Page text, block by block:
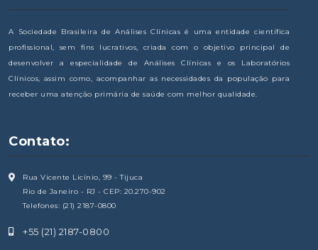
A Sociedade Brasileira de Análises Clínicas é uma entidade científica
profissional, sem fins lucrativos, criada com o objetivo principal de
desenvolver a especialidade de Análises Clínicas e os Laboratórios
Clínicos, assim como, acompanhar as necessidades da população para
receber uma atenção primária de saúde com melhor qualidade.
Contato:
Rua Vicente Licínio, 99 - Tijuca
Rio de Janeiro - RJ - CEP: 20.270-902
Telefones: (21) 2187-0800
+55 (21) 2187-0800